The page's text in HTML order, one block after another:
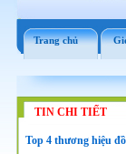
Trang chủ
TIN CHI TIẾT
Top 4 thương hiệu